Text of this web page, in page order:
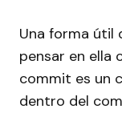
Una forma útil
pensar en ella
commit es un
dentro del